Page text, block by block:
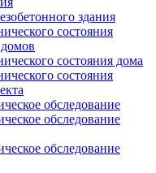
здания
состояния
состояния дома
состояния
обследование
обследование
обследование